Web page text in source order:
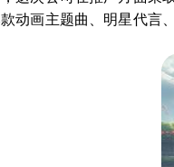
动画主题曲、明星代言